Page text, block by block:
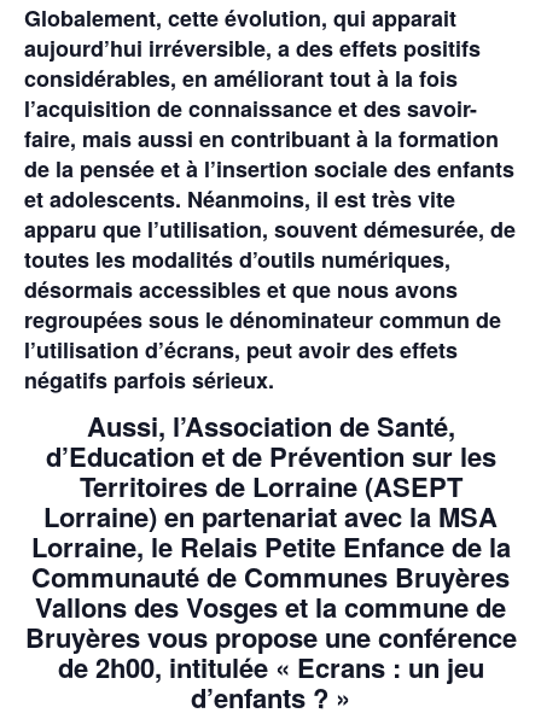
Globalement, cette évolution, qui apparait
aujourd’hui irréversible, a des effets positifs
considérables, en améliorant tout à la fois
l’acquisition de connaissance et des savoir-
faire, mais aussi en contribuant à la formation
de la pensée et à l’insertion sociale des enfants
et adolescents. Néanmoins, il est très vite
apparu que l’utilisation, souvent démesurée, de
toutes les modalités d’outils numériques,
désormais accessibles et que nous avons
regroupées sous le dénominateur commun de
l’utilisation d’écrans, peut avoir des effets
négatifs parfois sérieux.
Aussi, l’Association de Santé,
d’Education et de Prévention sur les
Territoires de Lorraine(ASEPT
Lorraine)en partenariat avec la MSA
Lorraine, le Relais Petite Enfance de la
Communauté de Communes Bruyères
Vallons des Vosges et la commune de
Bruyères vous propose une conférence
de 2h00, intitulée « Ecrans : un jeu
d’enfants ? »